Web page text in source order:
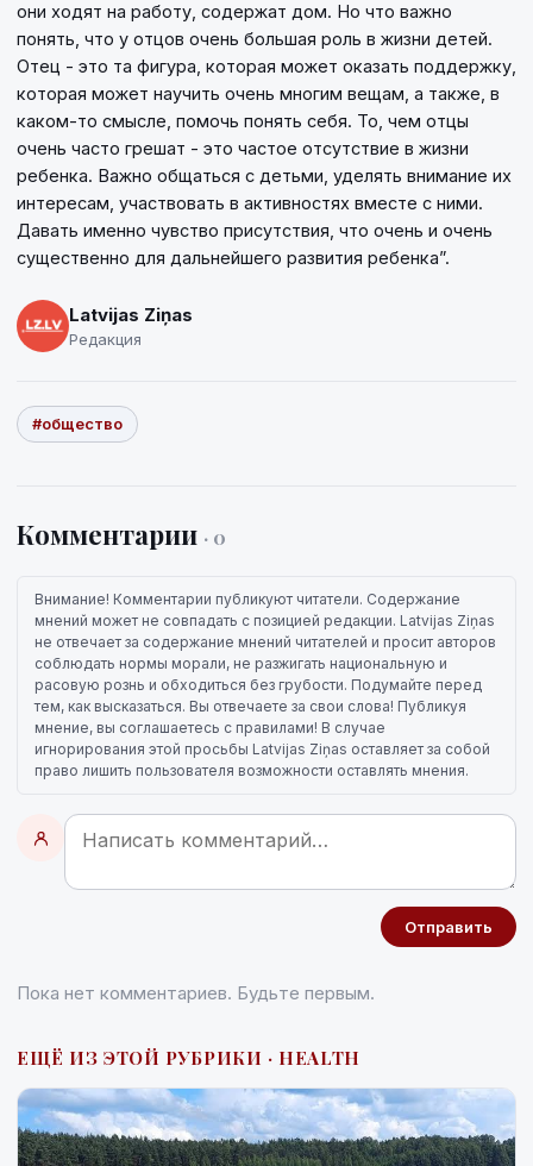
они ходят на работу, содержат дом. Но что важно
понять, что у отцов очень большая роль в жизни детей.
Отец - это та фигура, которая может оказать поддержку,
которая может научить очень многим вещам, а также, в
каком-то смысле, помочь понять себя. То, чем отцы
очень часто грешат - это частое отсутствие в жизни
ребенка. Важно общаться с детьми, уделять внимание их
интересам, участвовать в активностях вместе с ними.
Давать именно чувство присутствия, что очень и очень
существенно для дальнейшего развития ребенка”.
Latvijas Ziņas
Редакция
#общество
Комментарии · 0
Внимание! Комментарии публикуют читатели. Содержание
мнений может не совпадать с позицией редакции. Latvijas Ziņas
не отвечает за содержание мнений читателей и просит авторов
соблюдать нормы морали, не разжигать национальную и
расовую рознь и обходиться без грубости. Подумайте перед
тем, как высказаться. Вы отвечаете за свои слова! Публикуя
мнение, вы соглашаетесь с правилами! В случае
игнорирования этой просьбы Latvijas Ziņas оставляет за собой
право лишить пользователя возможности оставлять мнения.
Отправить
Пока нет комментариев. Будьте первым.
ЕЩЁ ИЗ ЭТОЙ РУБРИКИ · HEALTH